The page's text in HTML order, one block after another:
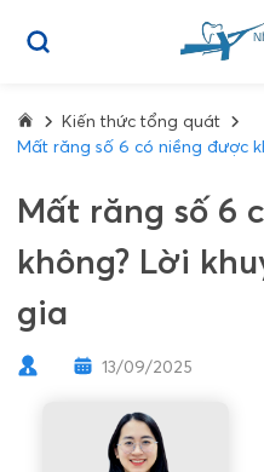
Kiến thức tổng quát
Mất răng số 6 có niềng được
Mất răng số 6
không? Lời
gia
13/09/2025